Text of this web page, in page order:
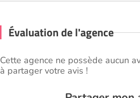
Évaluation de l'agence
Cette agence ne possède aucun
à partager votre avis !